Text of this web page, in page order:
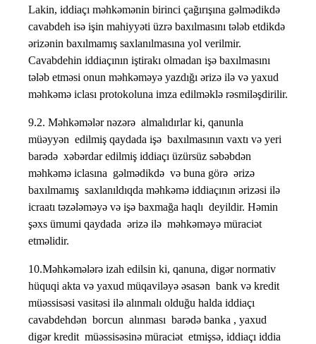
Lakin, iddiaçı məhkəmənin birinci çağırışına gəlmədikdə
cavabdeh isə işin mahiyyəti üzrə baxılmasını tələb etdikdə
ərizənin baxılmamış saxlanılmasına yol verilmir.
Cavabdehin iddiaçının iştirakı olmadan işə baxılmasını
tələb etməsi onun məhkəməyə yazdığı ərizə ilə və yaxud
məhkəmə iclası protokoluna imza edilməklə rəsmiləşdirilir.
9.2. Məhkəmələr nəzərə almalıdırlar ki, qanunla
müəyyən edilmiş qaydada işə baxılmasının vaxtı və yeri
barədə xəbərdar edilmiş iddiaçı üzürsüz səbəbdən
məhkəmə iclasına gəlmədikdə və buna görə ərizə
baxılmamış saxlanıldıqda məhkəmə iddiaçının ərizəsi ilə
icraatı təzələməyə və işə baxmağa haqlı deyildir. Həmin
şəxs ümumi qaydada ərizə ilə məhkəməyə müraciət
etməlidir.
10.Məhkəmələrə izah edilsin ki, qanuna, digər normativ
hüquqi akta və yaxud müqaviləyə əsasən bank və kredit
müəssisəsi vasitəsi ilə alınmalı olduğu halda iddiaçı
cavabdehdən borcun alınması barədə banka , yaxud
digər kredit müəssisəsinə müraciət etmişsə, iddiaçı iddia